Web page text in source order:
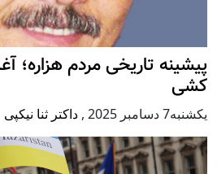
پيشينه تاريخی مردم هزاره؛
کشی
يكشنبه7 دسامبر 2025 , داکتر ثنا نیکپی